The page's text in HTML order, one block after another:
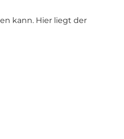
kann. Hier liegt der